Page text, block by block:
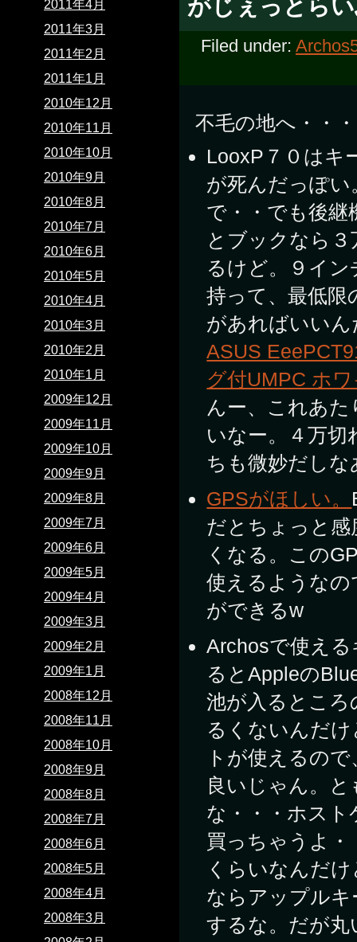
がじぇっとら
Filed under:
不毛の地へ・・・
LooxP７０はキ
が死んだっぽ
で・・でも後継
とブックなら
るけど。９イ
持って、最低
があればいい
ASUS
グ付UMPC ホ
んー、これあ
いなー。４万
ちも微妙だしな
GPSがほしい。
だとちょっと
くなる。この
使えるようなの
ができるw
Archosで使え
るとAppleの
池が入るとこ
るくないんだ
トが使えるの
良いじゃん。
な・・・ホス
買っちゃうよ
くらいなんだ
ならアップル
するな。だが丸
2011年4月
2011年3月
2011年2月
2011年1月
2010年12月
2010年11月
2010年10月
2010年9月
2010年8月
2010年7月
2010年6月
2010年5月
2010年4月
2010年3月
2010年2月
2010年1月
2009年12月
2009年11月
2009年10月
2009年9月
2009年8月
2009年7月
2009年6月
2009年5月
2009年4月
2009年3月
2009年2月
2009年1月
2008年12月
2008年11月
2008年10月
2008年9月
2008年8月
2008年7月
2008年6月
2008年5月
2008年4月
2008年3月